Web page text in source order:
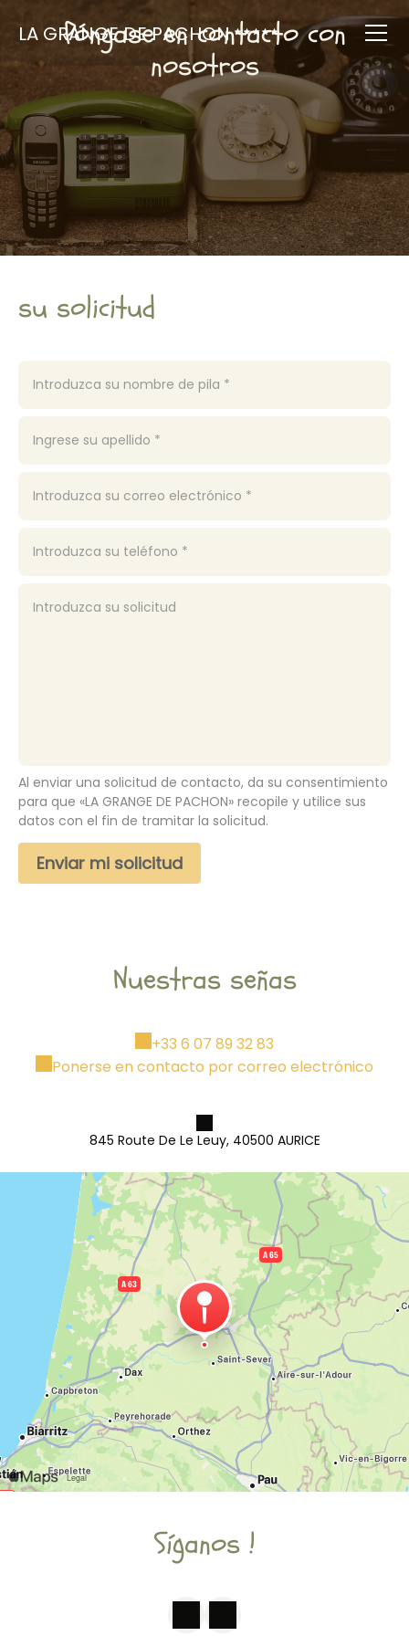
LA GRANGE DE PACHON
Póngase en contacto con
nosotros
su solicitud
Al enviar una solicitud de contacto, da su consentimiento
para que «LA GRANGE DE PACHON» recopile y utilice sus
datos con el fin de tramitar la solicitud.
Nuestras señas
+33 6 07 89 32 83
Ponerse en contacto por correo electrónico
845 Route De Le Leuy, 40500 AURICE
Síganos !